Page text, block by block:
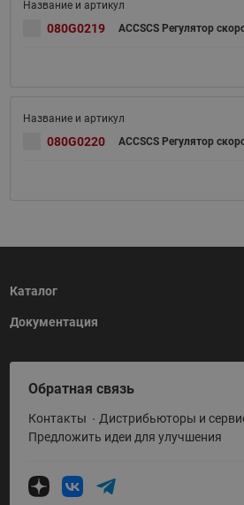
080G0219 ACCSCS Регулятор
080G0220 ACCSCS Регулятор
Каталог
Тепловая автоматика
Холодильная техника
Приводная техника
Промышленная автоматика
Теплообменное оборудование
Документация
HeatPlatform (Тепловая платформа)
Полезные программы и инструменты
Условия поставки
Обратная связь
Контакты
Дистрибьюторы и
Предложить идеи для улучшения